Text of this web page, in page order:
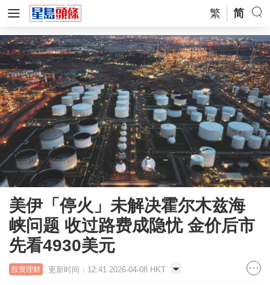
繁 简
美伊「停火」未解决霍尔木兹海
峡问题 收过路费成隐忧 金价后市
先看4930美元
投资理财 更新时间：12:41 2026-04-08 HKT